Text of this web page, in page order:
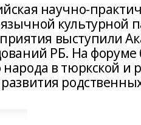
научно-
культурной
выступили
РБ. На
в тюркской и